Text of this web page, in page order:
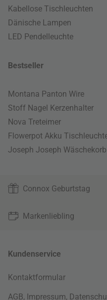
Kabellose Tischleuchten
Dänische Lampen
LED Pendelleuchte
Bestseller
Montana Panton Wire
Stoff Nagel Kerzenhalter
Nova Treteimer
Flowerpot Akku
Joseph Joseph Wäschekorb
Connox Geburtstag
Markenliebling
Kundenservice
Kontaktformular
AGB, Impressum,